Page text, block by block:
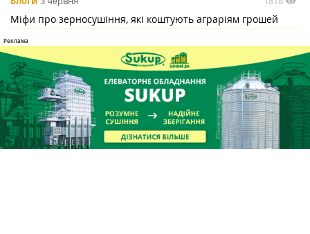
Міфи про зерносушіння, які коштують аграріям грошей